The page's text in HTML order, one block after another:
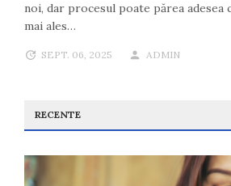
noi, dar procesul poate părea adesea
mai ales…
SEPT. 06, 2025 ADMIN
RECENTE